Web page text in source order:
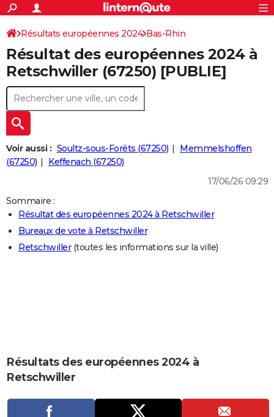
ACTUALITÉS
Politique
Société
Faits Divers
Education
Monde
Villes
+
SPORT
Coupe du monde 2026
Football
Tennis
Cyclisme
Rugby
Forum
Programme TV
TNT
Streaming
Cinéma
Sorties cinéma
Musique
+
FINANCE
Retraite
Impôts
Epargne
Immobilier
Risques naturels par ville
Banque
Assurance
Crédit
AUTO
Essais
Réserver un essai
Citadines
Berlines
SUV
Forum auto
+
HIGH-TECH
Mobiles
Meilleur smartphone
Internet
Ordinateurs
Jeux vidéo
Guide high-tech
+
BRICOLAGE
Guides de France
Escapades
Patrimoine
Expositions
Musées
Week-end nature
LIFESTYLE
Art de vivre
Bien-être
Loisirs
Mode
Modes de vie
CARTE DE VOEUX
Carte de Noël
Carte Bonne année
Carte Saint-Valentin
Carte Pâques
Carte d'anniversaire
Dictionnaire
Biographies
Expressions
Proverbes
PROGRAMME TV
S'inscrire
Connexion
Résultats européennes 2024 Bas-Rhin
Résultat des européennes 2024 à
Retschwiller (67250) [PUBLIE]
Voir aussi : Soultz-sous-Forêts (67250)
Memmelshoffen
(67250)
Keffenach (67250)
17/06/26 09:29
Sommaire :
Résultat des européennes 2024 à Retschwiller
Bureaux de vote à Retschwiller
Retschwiller(toutes les informations sur la ville)
Résultats des européennes 2024 à
Retschwiller